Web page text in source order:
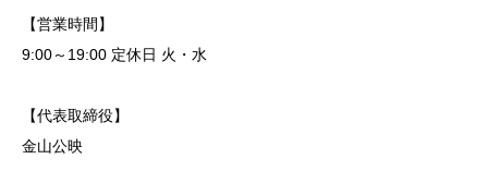
【営業時間】
9:00～19:00 定休日 火・水
【代表取締役】
金山公映